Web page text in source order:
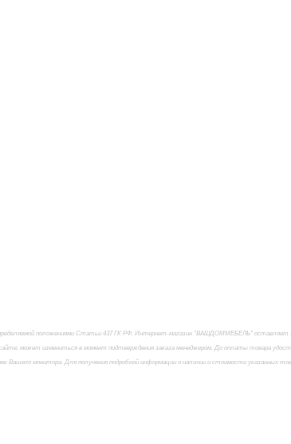
положениями Статьи 437 ГК РФ. Интернет-магазин "ВАШДОММЕБЕЛЬ" оставляет
может измениться в момент подтверждения заказа менеджером. До оплаты товара
монитора. Для получения подробной информации о наличии и стоимости указанных